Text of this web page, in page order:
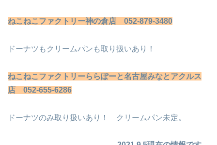
ねこねこファクトリー神の倉店 052-879-3480
ドーナツもクリームパンも取り扱いあり！
ねこねこファクトリーららぽーと名古屋みなとアクルス
店 052-655-6286
ドーナツのみ取り扱いあり！ クリームパン未定。